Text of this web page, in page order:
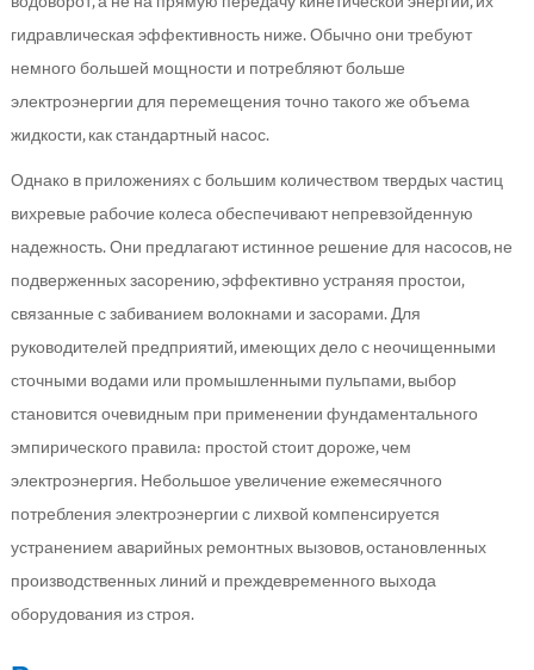
гидравлическая эффективность ниже. Обычно они требуют
немного большей мощности и потребляют больше
электроэнергии для перемещения точно такого же объема
жидкости, как стандартный насос.
Однако в приложениях с большим количеством твердых частиц
вихревые рабочие колеса обеспечивают непревзойденную
надежность. Они предлагают истинное решение для насосов, не
подверженных засорению, эффективно устраняя простои,
связанные с забиванием волокнами и засорами. Для
руководителей предприятий, имеющих дело с неочищенными
сточными водами или промышленными пульпами, выбор
становится очевидным при применении фундаментального
эмпирического правила: простой стоит дороже, чем
электроэнергия. Небольшое увеличение ежемесячного
потребления электроэнергии с лихвой компенсируется
устранением аварийных ремонтных вызовов, остановленных
производственных линий и преждевременного выхода
оборудования из строя.